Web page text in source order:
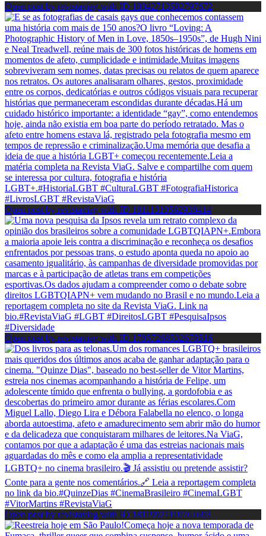
Open post by revistaviag with ID 18042713582797672
Open post by revistaviag with ID 18111310582938414
Open post by revistaviag with ID 17857268532678516
Open post by revistaviag with ID 18119921110761693